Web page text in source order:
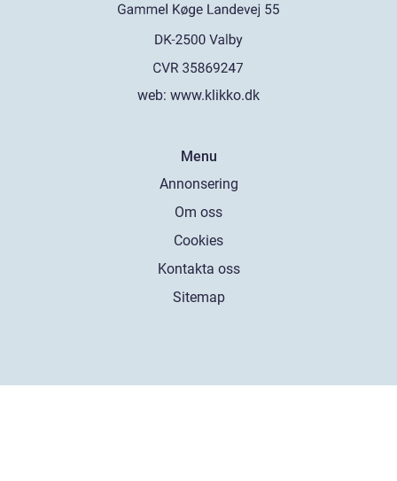
web: www.klikko.dk
Menu
Annonsering
Om oss
Cookies
Kontakta oss
Sitemap